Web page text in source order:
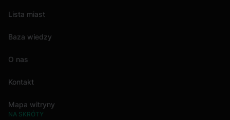
Lista miast
Baza wiedzy
O nas
Kontakt
Mapa witryny
NA SKRÓTY